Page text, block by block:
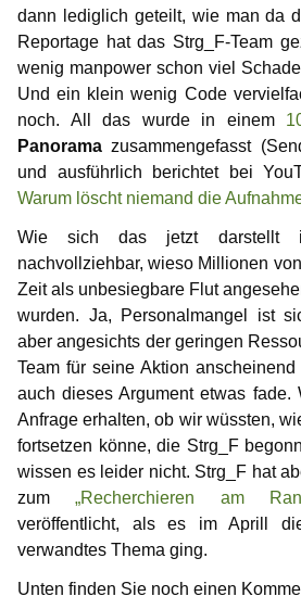
dann lediglich geteilt, wie man da
Reportage hat das Strg_F-Team
wenig manpower schon viel
Und ein klein wenig Code
noch. All das wurde in einem
Panorama zusammengefasst
und ausführlich berichtet bei
Warum löscht niemand die
Wie sich das jetzt darstellt
nachvollziehbar, wieso Millionen
Zeit als unbesiegbare Flut
wurden. Ja, Personalmangel ist
aber angesichts der geringen
Team für seine Aktion
auch dieses Argument etwas fade.
Anfrage erhalten, ob wir wüssten,
fortsetzen könne, die Strg_F
wissen es leider nicht. Strg_F hat
zum„Recherchieren am
veröffentlicht, als es im Aprill
verwandtes Thema ging.
Unten finden Sie noch einen